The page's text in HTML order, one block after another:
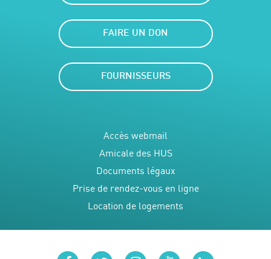
FAIRE UN DON
FOURNISSEURS
Accès webmail
Amicale des HUS
Documents légaux
Prise de rendez-vous en ligne
Location de logements